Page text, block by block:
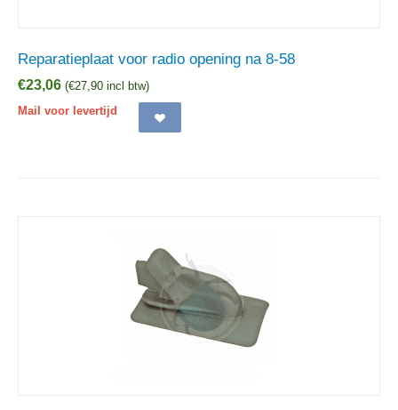
Reparatieplaat voor radio opening na 8-58
€23,06 (€27,90 incl btw)
Mail voor levertijd